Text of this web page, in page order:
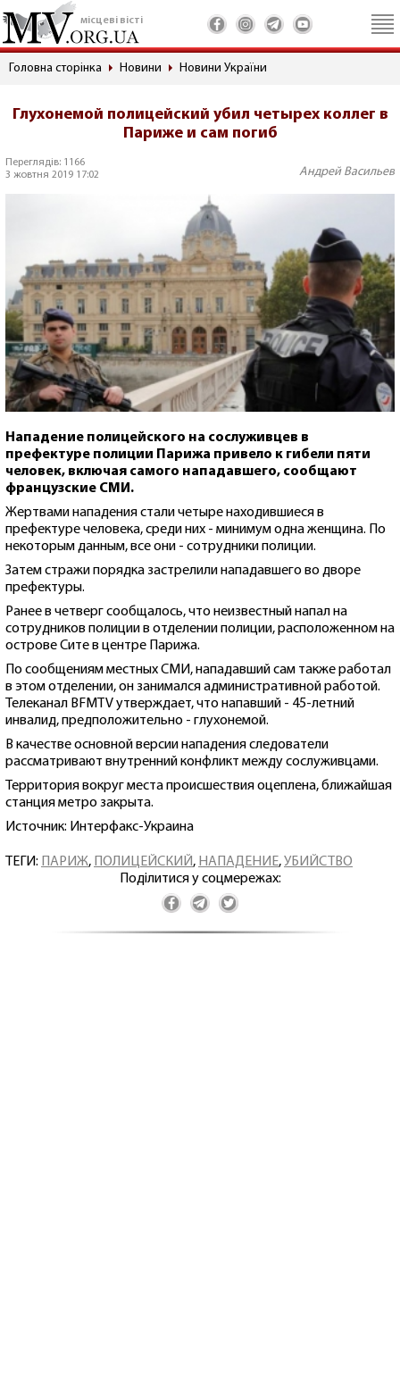
місцеві вісті
Головна сторінка Новини Новини України
Глухонемой полицейский убил четырех коллег в
Париже и сам погиб
Переглядів: 1166
3 жовтня 2019 17:02
Андрей Васильев
Нападение полицейского на сослуживцев в
префектуре полиции Парижа привело к гибели пяти
человек, включая самого нападавшего, сообщают
французские СМИ.
Жертвами нападения стали четыре находившиеся в
префектуре человека, среди них - минимум одна женщина. По
некоторым данным, все они - сотрудники полиции.
Затем стражи порядка застрелили нападавшего во дворе
префектуры.
Ранее в четверг сообщалось, что неизвестный напал на
сотрудников полиции в отделении полиции, расположенном на
острове Сите в центре Парижа.
По сообщениям местных СМИ, нападавший сам также работал
в этом отделении, он занимался административной работой.
Телеканал BFMTV утверждает, что напавший - 45-летний
инвалид, предположительно - глухонемой.
В качестве основной версии нападения следователи
рассматривают внутренний конфликт между сослуживцами.
Территория вокруг места происшествия оцеплена, ближайшая
станция метро закрыта.
Источник: Интерфакс-Украина
ТЕГИ: ПАРИЖ, ПОЛИЦЕЙСКИЙ, НАПАДЕНИЕ,УБИЙСТВО
Поділитися у соцмережах: